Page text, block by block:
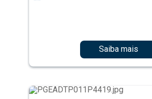
Saiba mais